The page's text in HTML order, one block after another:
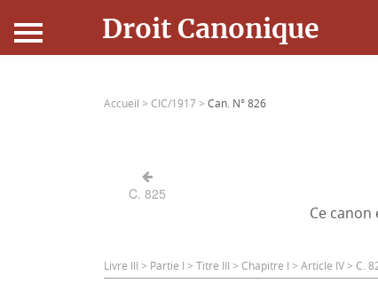
Droit Canonique
Connexion
Accueil > CIC/1917 > Can. N° 826
C. 825
Ce
Livre III > Partie I > Titre III > Chapitre I > Article IV > C.